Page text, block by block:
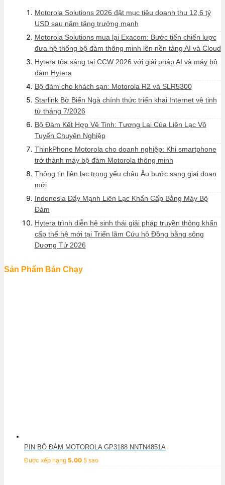
Motorola Solutions 2026 đặt mục tiêu doanh thu 12,6 tỷ
USD sau năm tăng trưởng mạnh
Motorola Solutions mua lại Exacom: Bước tiến chiến lược
đưa hệ thống bộ đàm thông minh lên nền tảng AI và Cloud
Hytera tỏa sáng tại CCW 2026 với giải pháp AI và máy bộ
đàm Hytera
Bộ đàm cho khách sạn: Motorola R2 và SLR5300
Starlink Bờ Biển Ngà chính thức triển khai Internet vệ tinh
từ tháng 7/2026
Bộ Đàm Kết Hợp Vệ Tinh: Tương Lai Của Liên Lạc Vô
Tuyến Chuyên Nghiệp
ThinkPhone Motorola cho doanh nghiệp: Khi smartphone
trở thành máy bộ đàm Motorola thông minh
Thông tin liên lạc trọng yếu châu Âu bước sang giai đoạn
mới
Indonesia Đẩy Mạnh Liên Lạc Khẩn Cấp Bằng Máy Bộ
Đàm
Hytera trình diễn hệ sinh thái giải pháp truyền thông khẩn
cấp thế hệ mới tại Triển lãm Cứu hộ Đồng bằng sông
Dương Tử 2026
Sản Phẩm Bán Chạy
PIN BỘ ĐÀM MOTOROLA GP3188 NNTN4851A
Được xếp hạng 5.00 5 sao